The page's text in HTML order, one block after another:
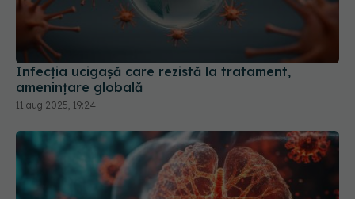
Infecția ucigașă care rezistă la tratament,
amenințare globală
11 aug 2025, 19:24